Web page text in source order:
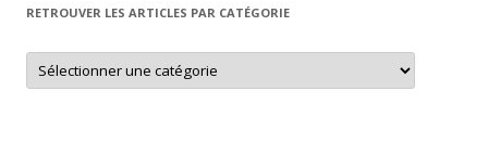
RETROUVER LES ARTICLES PAR CATÉGORIE
Retrouver
les
articles